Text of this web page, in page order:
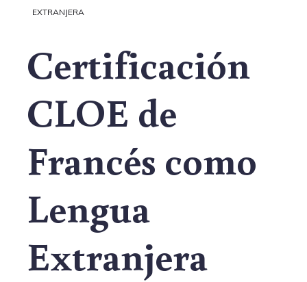
EXTRANJERA
Certificación
CLOE de
Francés como
Lengua
Extranjera